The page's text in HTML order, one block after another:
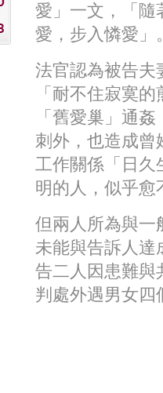
愛」一文，「隨
愛，步入憐愛」
法官認為被告夫
「耐不住寂寞
「舊愛巢」通
刺外，也造成曾
工作關係「日久
明的人，似乎愈
但兩人所為與一
未能與告訴人達
告二人因患難與
判處外遇男女四